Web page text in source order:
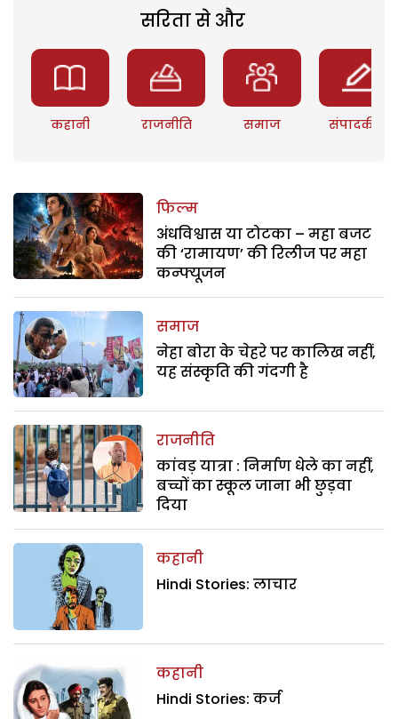
सरिता से और
कहानी राजनीति समाज संपादकीय
फिल्म
अंधविश्वास या टोटका – महा बजट
की ‘रामायण’ की रिलीज पर महा
कन्फ्यूजन
समाज
नेहा बोरा के चेहरे पर कालिख नहीं,
यह संस्कृति की गंदगी है
राजनीति
कांवड़ यात्रा : निर्माण धेले का नहीं,
बच्चों का स्कूल जाना भी छुड़वा
दिया
कहानी
Hindi Stories: लाचार
कहानी
Hindi Stories: कर्ज